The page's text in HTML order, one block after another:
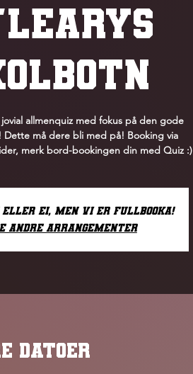
allmenquiz med fokus på den gode
Dette må dere bli med på! Booking via
merk bord-bookingen din med Quiz :)
eller ei, men vi er fullbooka!
andre arrangementer
DATOER